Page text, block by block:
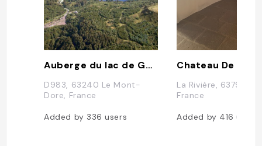
Auberge du lac de Guéry
D983, 63240 Le Mont-
Dore, France
Added by 336users
Chateau De
La Rivière, 63790
France
Added by 416users